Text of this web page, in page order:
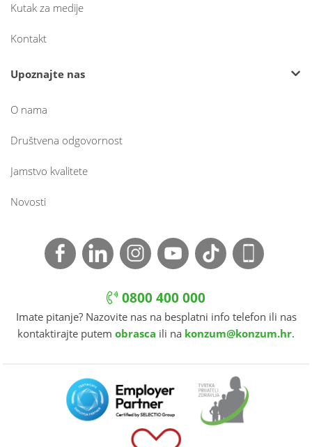
Kutak za medije
Kontakt
Upoznajte nas
O nama
Društvena odgovornost
Jamstvo kvalitete
Novosti
0800 400 000
Imate pitanje? Nazovite nas na besplatni info telefon ili nas
kontaktirajte putem obrasca ili na konzum@konzum.hr.